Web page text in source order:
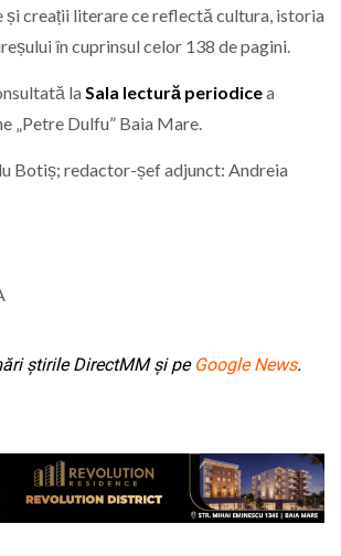
creații literare ce reflectă cultura, istoria
în cuprinsul celor 138 de pagini.
laSala lectură periodicea
„Petre Dulfu” Baia Mare.
Botiș; redactor-șef adjunct: Andreia
știrile DirectMM și pe Google News.